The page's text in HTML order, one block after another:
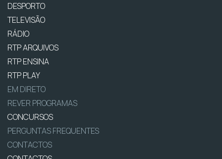
DESPORTO
TELEVISÃO
RÁDIO
RTP ARQUIVOS
RTP ENSINA
RTP PLAY
EM DIRETO
REVER PROGRAMAS
CONCURSOS
PERGUNTAS FREQUENTES
CONTACTOS